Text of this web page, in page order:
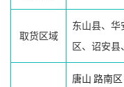
取货区域
东山县、华
区、诏安县
唐山 路南区